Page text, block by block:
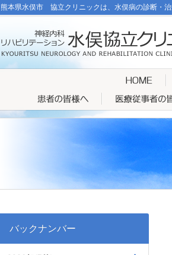
熊本県水俣市 協立クリニックは、水俣病の診断・治
バックナンバー